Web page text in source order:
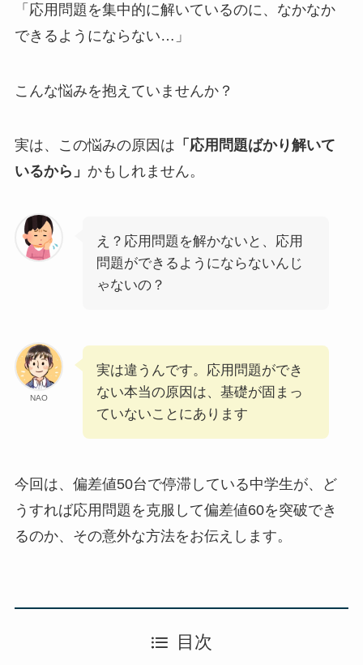
「応用問題を集中的に解いているのに、なかなか
できるようにならない…」
こんな悩みを抱えていませんか？
実は、この悩みの原因は 「応用問題ばかり解いて
いるから」 かもしれません。
え？応用問題を解かないと、応用
問題ができるようにならないんじ
ゃないの？
NAO
実は違うんです。応用問題ができ
ない本当の原因は、基礎が固まっ
ていないことにあります
今回は、偏差値50台で停滞している中学生が、ど
うすれば応用問題を克服して偏差値60を突破でき
るのか、その意外な方法をお伝えします。
目次